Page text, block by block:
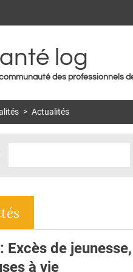
log
des professionnels
> Actualités
Excès de
à vie